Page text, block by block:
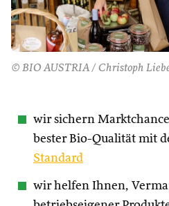
© BIO AUSTRIA / Christoph
wir sichern
bester Bio-Qualität mit
Standard
wir helfen Ihnen,